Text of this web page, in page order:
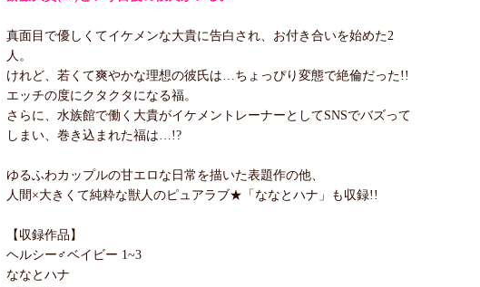
真面目で優しくてイケメンな大貴に告白され、お付き合いを始めた2
人。
けれど、若くて爽やかな理想の彼氏は…ちょっぴり変態で絶倫だった!!
エッチの度にクタクタになる福。
さらに、水族館で働く大貴がイケメントレーナーとしてSNSでバズって
しまい、巻き込まれた福は…!?
ゆるふわカップルの甘エロな日常を描いた表題作の他、
人間×大きくて純粋な獣人のピュアラブ★「ななとハナ」も収録!!
【収録作品】
ヘルシー♂ベイビー 1~3
ななとハナ